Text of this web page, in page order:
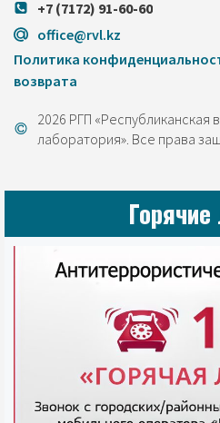
+7 (7172) 91-60-60
office@rvl.kz
Политика
возврата
2026 РГП «Республиканская
лаборатория». Все права